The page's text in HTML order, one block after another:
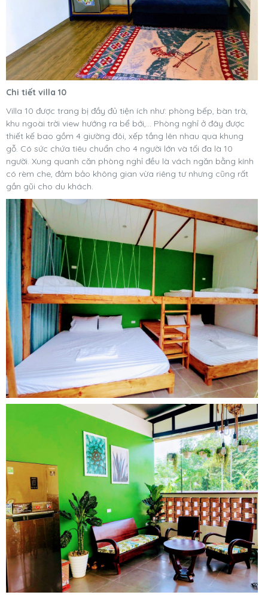
Chi tiết villa 10
Villa 10 được trang bị đầy đủ tiện ích như: phòng bếp, bàn trà,
khu ngoài trời view hướng ra bể bới,… Phòng nghỉ ở đây được
thiết kế bao gồm 4 giường đôi, xếp tầng lên nhau qua khung
gỗ. Có sức chứa tiêu chuẩn cho 4 người lớn và tối đa là 10
người. Xung quanh căn phòng nghỉ đều là vách ngăn bằng kính
có rèm che, đảm bảo không gian vừa riêng tư nhưng cũng rất
gần gũi cho du khách.